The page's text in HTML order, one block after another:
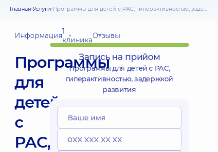
Главная Услуги Программы для детей с РАС, гиперактивностью, задержкой развития
Информация1
клиникаОтзывы
Программы
для
детей
с
РАС,
Запись на прийом
Программы для детей с РАС,
гиперактивностью, задержкой
развития